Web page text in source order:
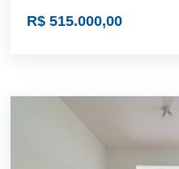
R$ 515.000,00